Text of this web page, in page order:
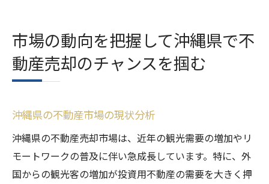
市場の動向を把握して沖縄県で不
動産売却のチャンスを掴む
沖縄県の不動産市場の現状分析
沖縄県の不動産売却市場は、近年の観光需要の増加やリ
モートワークの普及に伴い急成長しています。特に、外
国からの観光客の増加が投資用不動産の需要を大きく押